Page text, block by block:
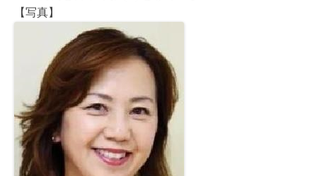
【写真】